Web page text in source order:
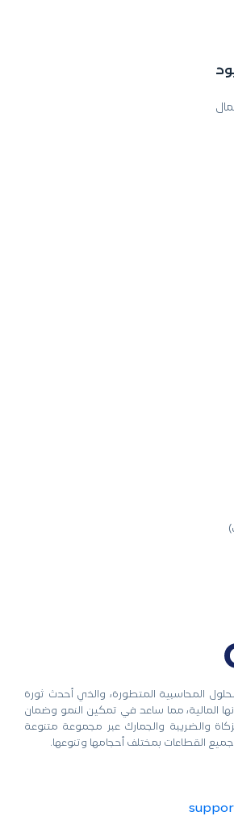
المحاسبية المتطورة، والذي أحدث ثورة
المالية، مما ساعد في تمكين النمو وضمان
والضريبة والجمارك عبر مجموعة متنوعة
القطاعات بمختلف أحجامها وتنوعها.